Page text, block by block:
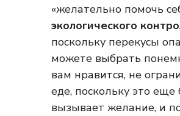
«желательно помочь
экологического
поскольку перекусы
можете выбрать
вам нравится, не
еде, поскольку это
вызывает желание, и